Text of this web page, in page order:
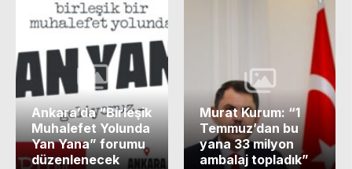
Ankara’da “Birleşik
Muhalefet Yolunda
Yan Yana” forumu
düzenlenecek
Murat Kurum: “1
Temmuz’dan bu
yana 33 milyon
ambalaj topladık”